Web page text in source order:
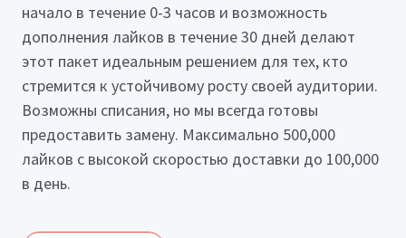
начало в течение 0-3 часов и возможность
дополнения лайков в течение 30 дней делают
этот пакет идеальным решением для тех, кто
стремится к устойчивому росту своей аудитории.
Возможны списания, но мы всегда готовы
предоставить замену. Максимально 500,000
лайков с высокой скоростью доставки до 100,000
в день.